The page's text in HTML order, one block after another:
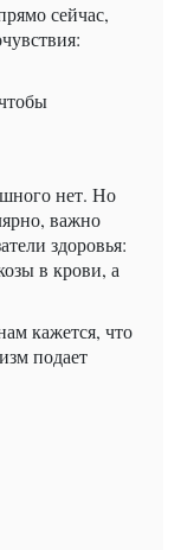
сейчас,
нет. Но
важно
здоровья:
в крови, а
кажется, что
подает